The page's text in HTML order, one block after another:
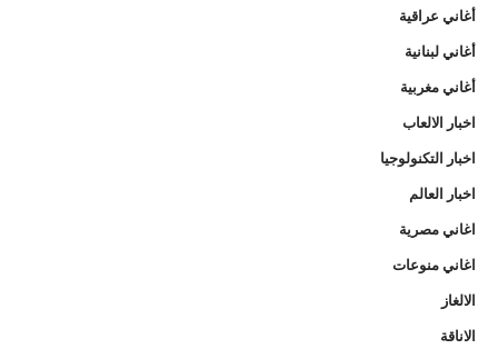
أغاني عراقية
أغاني لبنانية
أغاني مغربية
اخبار الالعاب
اخبار التكنولوجيا
اخبار العالم
اغاني مصرية
اغاني منوعات
الالغاز
الاناقة